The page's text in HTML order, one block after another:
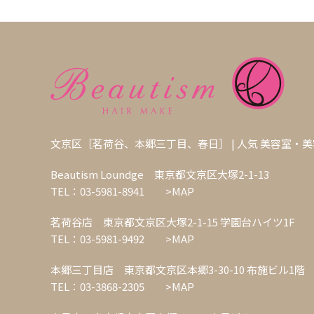
文京区［茗荷谷、本郷三丁目、春日］ | 人気 美容室・
Beautism Loundge 東京都文京区大塚2-1-13
TEL：03-5981-8941
>MAP
茗荷谷店 東京都文京区大塚2-1-15 学園台ハイツ1F
TEL：03-5981-9492
>MAP
本郷三丁目店 東京都文京区本郷3-30-10 布施ビル1階
TEL：03-3868-2305
>MAP